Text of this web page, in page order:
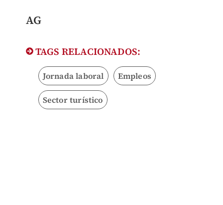
AG
TAGS RELACIONADOS:
Jornada laboral Empleos
Sector turístico